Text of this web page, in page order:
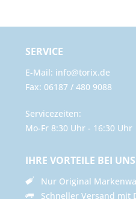
SERVICE
E-Mail: info@torix.de
Fax: 06187 / 480 9088
Servicezeiten:
Mo-Fr 8:30 Uhr - 16:30 Uhr
IHRE VORTEILE BEI UNS
Nur Original
Schneller Versand mit